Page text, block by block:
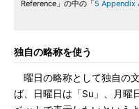
Reference」の中の「5 Appendix
独自の略称を使う
曜日の略称として独自の
ば、日曜日は「Su」、月曜